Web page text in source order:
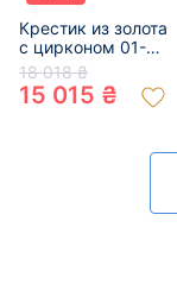
Крестик из золота
с цирконом 01-
200445438
18 018 ₴
15 015 ₴